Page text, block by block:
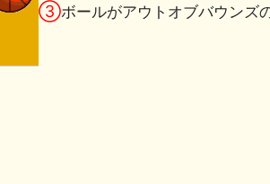
③ボールがアウトオブバウンズ